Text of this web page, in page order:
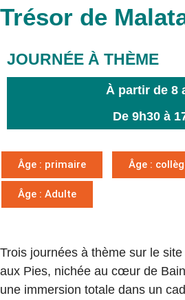
Trésor de
JOURNÉE À THÈME
À partir de 8
De 9h30 à
Âge : primaire Âge :
Âge : Adulte
Trois journées à thème sur le site
aux Pies, nichée au cœur de
une immersion totale dans un